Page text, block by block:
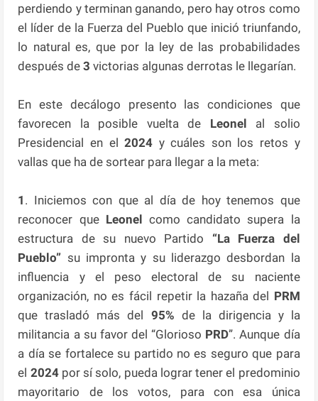
perdiendo y terminan ganando, pero hay otros como
el líder de la Fuerza del Pueblo que inició triunfando,
lo natural es, que por la ley de las probabilidades
después de3 victorias algunas derrotas le llegarían.
En este decálogo presento las condiciones que
favorecen la posible vuelta de Leonel al solio
Presidencial en el2024 y cuáles son los retos y
vallas que ha de sortear para llegar a la meta:
1 . Iniciemos con que al día de hoy tenemos que
reconocer que Leonel como candidato supera la
estructura de su nuevo Partido “La Fuerza del
Pueblo” su impronta y su liderazgo desbordan la
influencia y el peso electoral de su naciente
organización, no es fácil repetir la hazaña del PRM
que trasladó más del 95% de la dirigencia y la
militancia a su favor del “Glorioso PRD”. Aunque día
a día se fortalece su partido no es seguro que para
el 2024por sí solo, pueda lograr tener el predominio
mayoritario de los votos, para con esa única